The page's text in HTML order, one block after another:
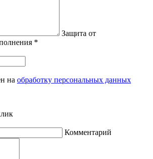
Защита от
*
на обработку персональных данных
Комментарий